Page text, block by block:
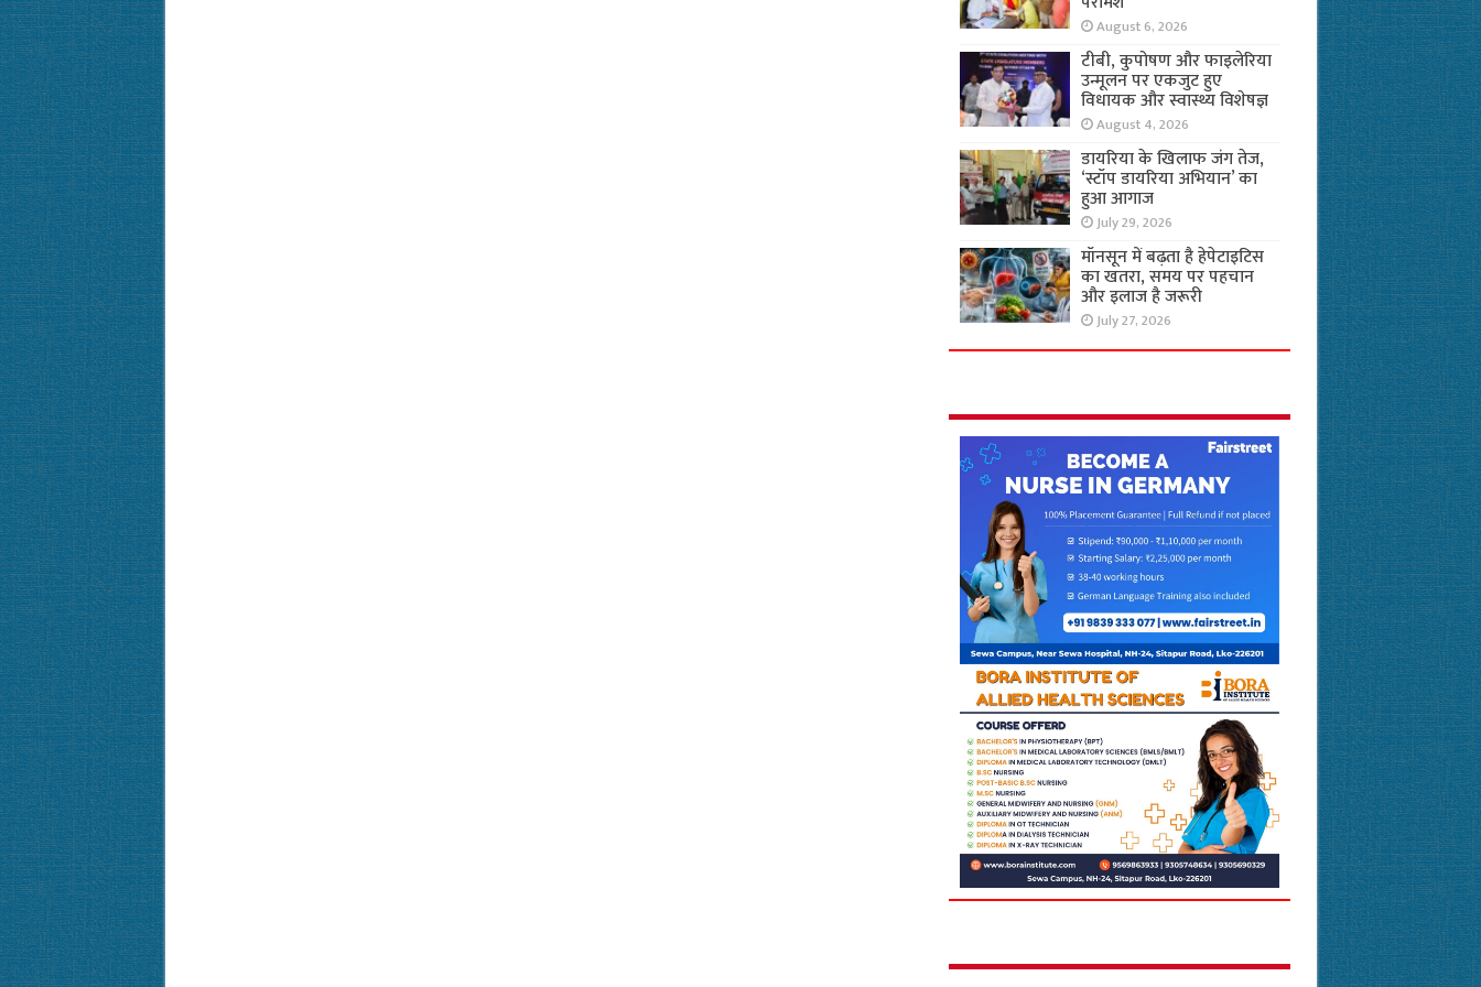
August 6, 2026
टीबी, कुपोषण और फाइलेरिया
उन्मूलन पर एकजुट हुए
विधायक और स्वास्थ्य विशेषज्ञ
August 4, 2026
डायरिया के खिलाफ जंग तेज,
‘स्टॉप डायरिया अभियान’ का
हुआ आगाज
July 29, 2026
मॉनसून में बढ़ता है हेपेटाइटिस
का खतरा, समय पर पहचान
और इलाज है जरूरी
July 27, 2026